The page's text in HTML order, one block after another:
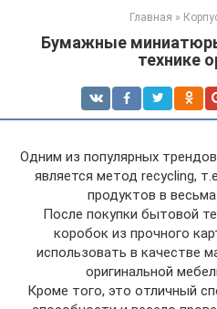
Главная »
Бумажные
технике
Одним из популярных
является метод recycling,
продуктов в
После покупки бытовой
коробок из прочного
использовать в качестве
оригинальной
Кроме того, это отличный